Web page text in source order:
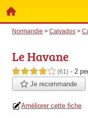
Normandie > Calvados >
Le Havane
4,0 étoiles sur 5 (61) - 2
Je recommande
Améliorer cette fiche